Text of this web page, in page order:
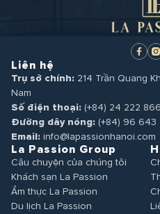
ĐÀO TẠO LỄ TÂN
QUYẾT NÂNG TẦM
KHÁCH HÀNG TẠI LA
HOSPITALITY
Trong ngành khách sạn, ấn
điều quan trọng nhất. Và…
Liên hệ
Trụ sở chính: 214 Trần Quang
Nam
Số điện thoại: (+84) 24 222
Đường dây nóng: (+84) 96 643
Email: info@lapassionhanoi.com
La Passion Group
Câu chuyện của chúng tôi
Khách sạn La Passion
Ẩm thực La Passion
Du lịch La Passion